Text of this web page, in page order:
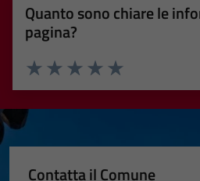
Quanto sono chiare le
pagina?
Valuta 5 stelle su
Valuta 4 stelle su 5
Valuta 3 stelle su 5
Valuta 2 stelle su 5
Valuta 1 stelle su 5
Contatta il Comune